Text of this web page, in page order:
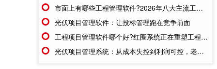
市面上有哪些工程管理软件?2026年八大主流工具深度盘点
光伏项目管理软件：让投标管理跑在竞争前面
工程项目管理软件哪个好?红圈系统正在重塑工程企业的"数字大脑"
光伏项目管理系统：从成本失控到利润可控，老板只需做对一步